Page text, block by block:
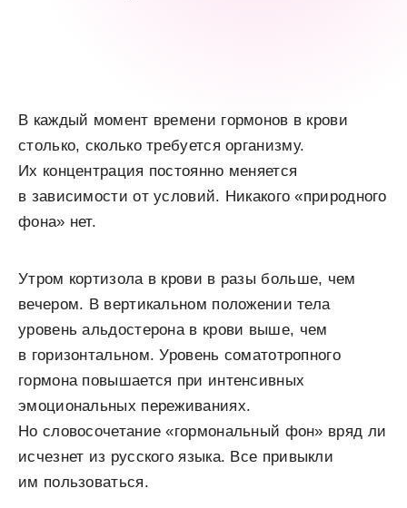
В каждый момент времени гормонов в крови
столько, сколько требуется организму.
Их концентрация постоянно меняется
в зависимости от условий. Никакого «природного
фона» нет.
Утром кортизола в крови в разы больше, чем
вечером. В вертикальном положении тела
уровень альдостерона в крови выше, чем
в горизонтальном. Уровень соматотропного
гормона повышается при интенсивных
эмоциональных переживаниях.
Но словосочетание «гормональный фон» вряд ли
исчезнет из русского языка. Все привыкли
им пользоваться.